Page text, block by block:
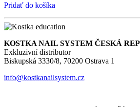
Pridať do košíka
KOSTKA NAIL SYSTEM ČESKÁ
Exkluzivní distributor
Biskupská 3330/8, 70200 Ostrava 1
info@kostkanailsystem.cz